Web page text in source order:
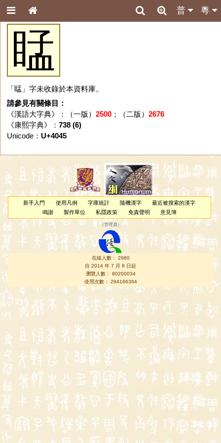
粵
普
䁅
「䁅」字未收錄於本資料庫。
請參見有關條目：
《漢語大字典》：（一版） 2500；（二版） 2676
《康熙字典》： 738 (6)
Unicode： U+4045
新手入門 使用凡例 字庫統計 隨機漢字
最近被搜索的漢字
鳴謝
製作單位 私隱政策 免責聲明 意見簿
（管理員 ）
在線人數： 2980
自 2014 年 7 月 8 日起
瀏覽人數： 80200034
使用次數： 294166364